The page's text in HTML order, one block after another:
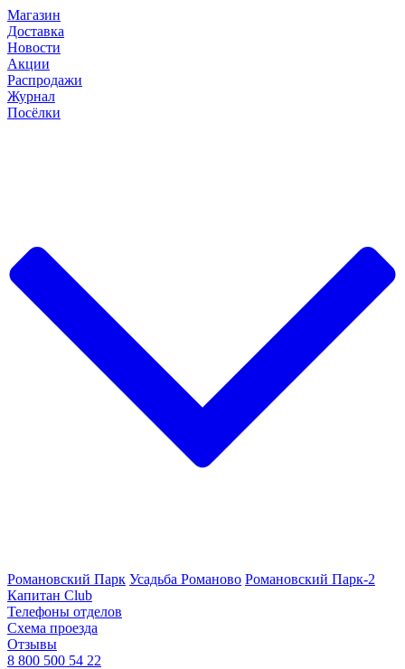
Магазин
Доставка
Новости
Акции
Распродажи
Журнал
Посёлки
Романовский Парк Усадьба Романово Романовский Парк-2
Капитан Club
Телефоны отделов
Схема проезда
Отзывы
8 800 500 54 22